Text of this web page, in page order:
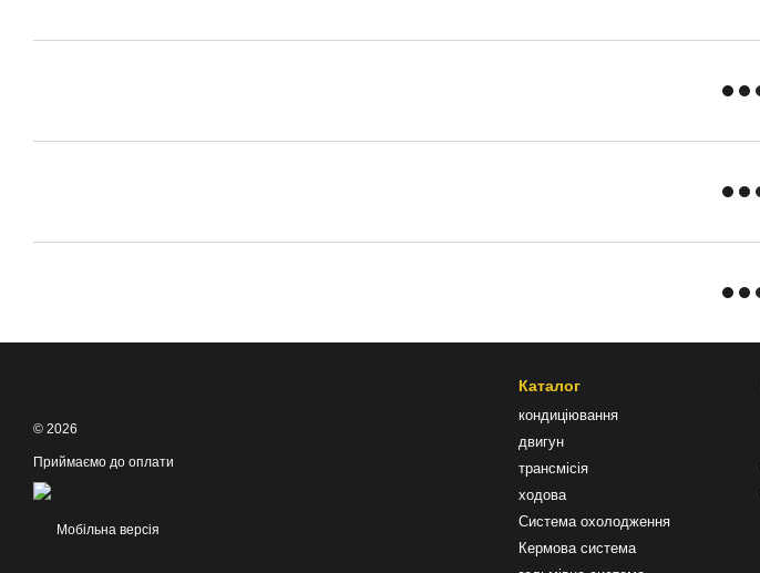
© 2026
Приймаємо до оплати
Мобільна версія
Каталог
кондиціювання
двигун
трансмісія
ходова
Система охолодження
Кермова система